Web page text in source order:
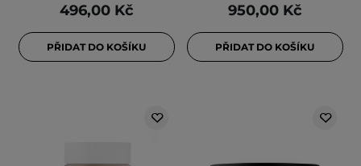
496,00 Kč
PŘIDAT DO KOŠÍKU
950,00 Kč
PŘIDAT DO KOŠÍKU